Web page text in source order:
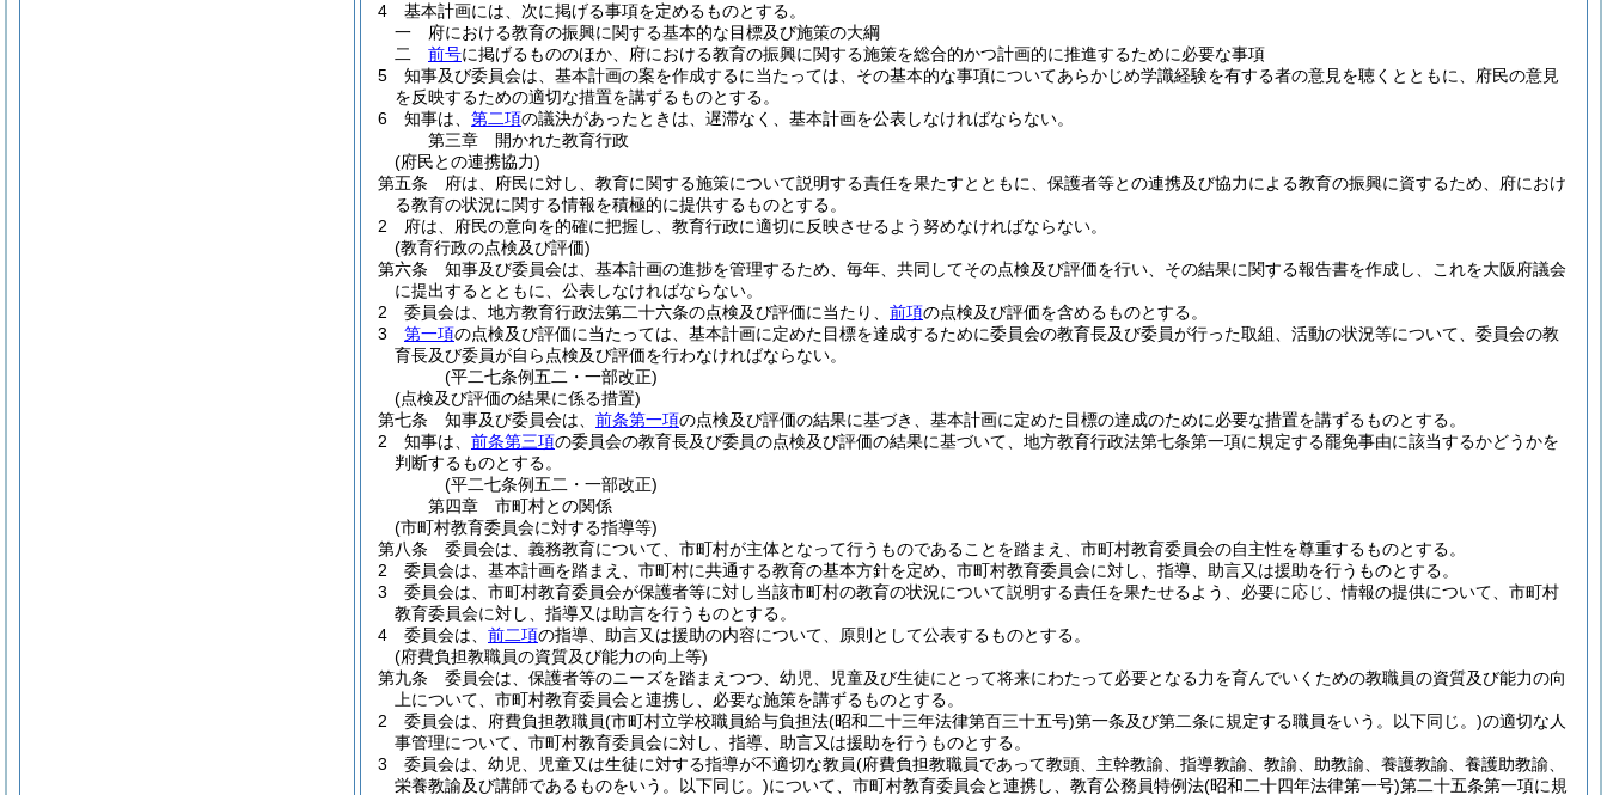
4
基本計画には、次に掲げる事項を定めるものとする。
一
府における教育の振興に関する基本的な目標及び施策の大綱
二
前号に掲げるもののほか、府における教育の振興に関する施策を総合的かつ計画的に推進するために必要な事項
5
知事及び委員会は、基本計画の案を作成するに当たっては、その基本的な事項についてあらかじめ学識経験を有する者の意見を聴くとともに、府民の意見
を反映するための適切な措置を講ずるものとする。
6
知事は、 第二項の議決があったときは、遅滞なく、基本計画を公表しなければならない。
第三章
開かれた教育行政
(府民との連携協力)
第五条
府は、府民に対し、教育に関する施策について説明する責任を果たすとともに、保護者等との連携及び協力による教育の振興に資するため、府におけ
る教育の状況に関する情報を積極的に提供するものとする。
2
府は、府民の意向を的確に把握し、教育行政に適切に反映させるよう努めなければならない。
(教育行政の点検及び評価)
第六条
知事及び委員会は、基本計画の進捗を管理するため、毎年、共同してその点検及び評価を行い、その結果に関する報告書を作成し、これを大阪府議会
に提出するとともに、公表しなければならない。
2
委員会は、地方教育行政法第二十六条の点検及び評価に当たり、 前項の点検及び評価を含めるものとする。
3
第一項の点検及び評価に当たっては、基本計画に定めた目標を達成するために委員会の教育長及び委員が行った取組、活動の状況等について、委員会の教
育長及び委員が自ら点検及び評価を行わなければならない。
(平二七条例五二・一部改正)
(点検及び評価の結果に係る措置)
第七条
知事及び委員会は、 前条第一項の点検及び評価の結果に基づき、基本計画に定めた目標の達成のために必要な措置を講ずるものとする。
2
知事は、 前条第三項の委員会の教育長及び委員の点検及び評価の結果に基づいて、地方教育行政法第七条第一項に規定する罷免事由に該当するかどうかを
判断するものとする。
(平二七条例五二・一部改正)
第四章
市町村との関係
(市町村教育委員会に対する指導等)
第八条
委員会は、義務教育について、市町村が主体となって行うものであることを踏まえ、市町村教育委員会の自主性を尊重するものとする。
2
委員会は、基本計画を踏まえ、市町村に共通する教育の基本方針を定め、市町村教育委員会に対し、指導、助言又は援助を行うものとする。
3
委員会は、市町村教育委員会が保護者等に対し当該市町村の教育の状況について説明する責任を果たせるよう、必要に応じ、情報の提供について、市町村
教育委員会に対し、指導又は助言を行うものとする。
4
委員会は、 前二項の指導、助言又は援助の内容について、原則として公表するものとする。
(府費負担教職員の資質及び能力の向上等)
第九条
委員会は、保護者等のニーズを踏まえつつ、幼児、児童及び生徒にとって将来にわたって必要となる力を育んでいくための教職員の資質及び能力の向
上について、市町村教育委員会と連携し、必要な施策を講ずるものとする。
2
委員会は、府費負担教職員(市町村立学校職員給与負担法(昭和二十三年法律第百三十五号)第一条及び第二条に規定する職員をいう。以下同じ。)の適切な人
事管理について、市町村教育委員会に対し、指導、助言又は援助を行うものとする。
3
委員会は、幼児、児童又は生徒に対する指導が不適切な教員(府費負担教職員であって教頭、主幹教諭、指導教諭、教諭、助教諭、養護教諭、養護助教諭、
栄養教諭及び講師であるものをいう。以下同じ。)について、市町村教育委員会と連携し、教育公務員特例法(昭和二十四年法律第一号)第二十五条第一項に規